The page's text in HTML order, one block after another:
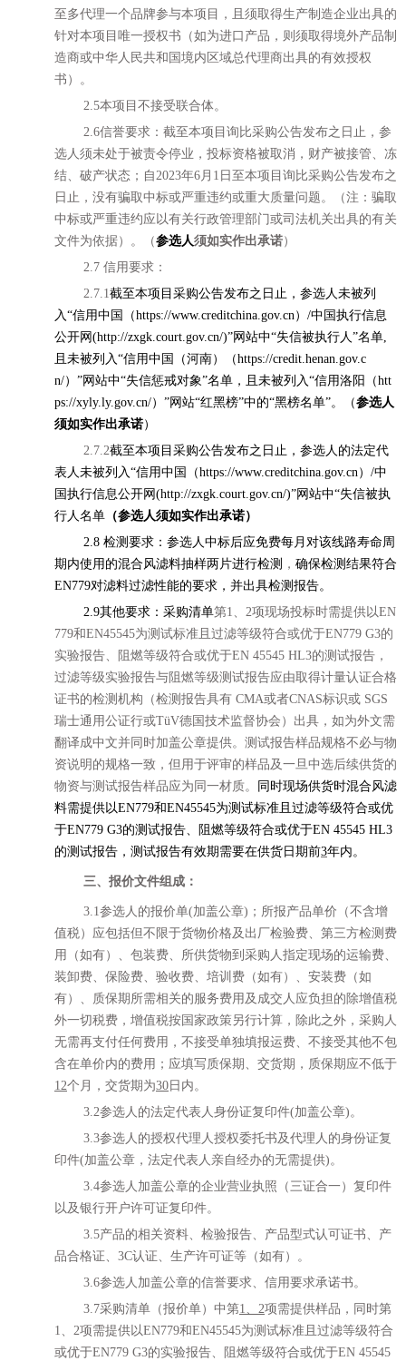
至多代理一个品牌参与本项目，且须取得生产制造企业出具的
针对本项目唯一授权书（如为进口产品，则须取得境外产品制
造商或中华人民共和国境内区域总代理商出具的有效授权
书）。
2. 5本项目不接受联合体。
2. 6信誉要求：截至本项目询比采购公告发布之日止， 参
选 人须未处于被责令停业，投标资格被取消，财产被接管、冻
结、破产状态；自 2023年6 月 1日至本项目询比采购公告发布之
日止，没有骗取中标或严重违约或重大质量问题。（注：骗取
中标或严重违约应以有关行政管理部门或司法机关出具的有关
文件为依据）。（参选人须如实作出承诺）
2. 7 信用要求：
2. 7 .1 截至本项目采购公告发布之日止， 参选 人未被列
入 “信用中国（https://www.creditchina.gov.cn）/中国执行信息
公开网(http://zxgk.court.gov.cn/)”网站中“失信被执行人”名单,
且未被列入“信用中国（河南）（https://credit.henan.gov.c
n/）”网站中“失信惩戒对象”名单，且未被列入“信用洛阳（htt
ps://xyly.ly.gov.cn/）”网站“红黑榜”中的“黑榜名单”。（参选人
须如实作出承诺）
2. 7 .2截至本项目采购公告发布之日止， 参选 人的法定代
表人未被列入 “信用中国（https://www.creditchina.gov.cn）/中
国执行信息公开网(http://zxgk.court.gov.cn/)”网站中“失信被执
行人名单 （参选人须如实作出承诺）
2.8 检测要求： 参选 人中标后应免费每月对该线路寿命周
期内使用的混合风滤料抽样两片进行检测 ， 确保检测结果符合
EN779对滤料过滤性能的要求，并出具检测报告。
2.9其他要求 ：采购清单第1、2项现场投标时需提供以EN
779和EN45545为测试标准且过滤等级符合或优于EN779 G3的
实验报告、阻燃等级符合或优于EN 45545 HL3的测试报告，
过滤等级实验报告与阻燃等级测试报告应由取得计量认证合格
证书的检测机构（检测报告具有 CMA或者CNAS标识或 SGS
瑞士通用公证行或TüV德国技术监督协会）出具，如为外文需
翻译成中文并同时加盖公章提供。测试报告样品规格不必与物
资说明的规格一致，但用于评审的样品及一旦中选后续供货的
物资与测试报告样品应为同一材质。
同时现场供货时混合风滤
料需提供以EN779和EN45545为测试标准且过滤等级符合或优
于EN779 G3的测试报告、阻燃等级符合或优于EN 45545 HL3
的测试报告，测试报告有效期需要在供货日期前3年内。
三、报价文件组成：
3.1参选人的报价单(加盖公章)；所报产品单价（不含增
值税）应包括但不限于货物价格及出厂检验费、第三方检测费
用（如有）、包装费、所供货物到采购人指定现场的运输费、
装卸费、保险费、验收费、培训费（如有）、安装费（如
有）、质保期所需相关的服务费用及成交人应负担的除增值税
外一切税费，增值税按国家政策另行计算，除此之外，采购人
无需再支付任何费用，不接受单独填报运费、不接受其他不包
含在单价内的费用；应填写质保期、交货期，质保期应不低于
12个月，交货期为30 日内。
3.2参选人的法定代表人身份证复印件(加盖公章) 。
3.3参选人的授权代理人授权委托书及代理人的身份证复
印件(加盖公章，法定代表人亲自经办的无需提供) 。
3.4参选人加盖公章的企业营业执照（三证合一）复印件
以及银行开户许可证复印件。
3.5产品的相关资料、检验报告、产品型式认可证书、产
品合格证、3C认证、生产许可证等（如有）。
3. 6参选人加盖公章的信誉要求、信用要求承诺书 。
3.7采购清单（报价单） 中第1、2项需提供样品，同时第
1、2项需提供以EN779和EN45545为测试标准且过滤等级符合
或优于EN779 G3的实验报告、阻燃等级符合或优于EN 45545